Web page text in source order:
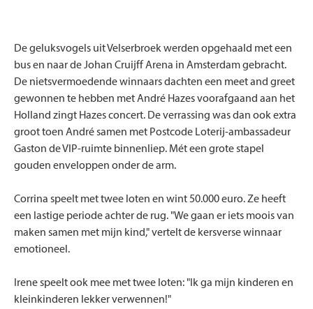
De geluksvogels uit Velserbroek werden opgehaald met een
bus en naar de Johan Cruijff Arena in Amsterdam gebracht.
De nietsvermoedende winnaars dachten een meet and greet
gewonnen te hebben met André Hazes voorafgaand aan het
Holland zingt Hazes concert. De verrassing was dan ook extra
groot toen André samen met Postcode Loterij-ambassadeur
Gaston de VIP-ruimte binnenliep. Mét een grote stapel
gouden enveloppen onder de arm.
Corrina speelt met twee loten en wint 50.000 euro. Ze heeft
een lastige periode achter de rug. "We gaan er iets moois van
maken samen met mijn kind," vertelt de kersverse winnaar
emotioneel.
Irene speelt ook mee met twee loten: "Ik ga mijn kinderen en
kleinkinderen lekker verwennen!"